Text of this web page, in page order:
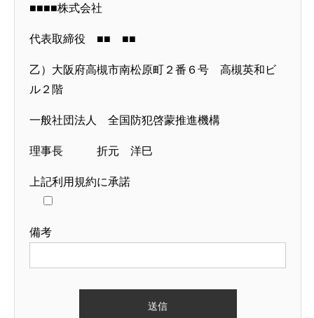
■■■■株式会社
代表取締役 ■■ ■■
乙）大阪府高槻市南松原町２番６号 高槻英和ビ
ル２階
一般社団法人 全国防犯啓蒙推進機構
理事長 折元 洋巳
上記利用規約に承諾
備考